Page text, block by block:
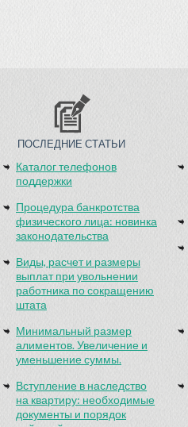
ПОСЛЕДНИЕ СТАТЬИ
Каталог телефонов
поддержки
Процедура банкротства
физического лица: новинка
законодательства
Виды, расчет и размеры
выплат при увольнении
работника по сокращению
штата
Минимальный размер
алиментов. Увеличение и
уменьшение суммы.
Вступление в наследство
на квартиру: необходимые
документы и порядок